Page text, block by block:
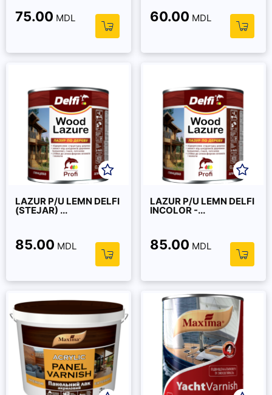
75.00 MDL 60.00 MDL
LAZUR P/U LEMN DELFI
(STEJAR) ...
85.00 MDL
LAZUR P/U LEMN DELFI
INCOLOR -...
85.00 MDL